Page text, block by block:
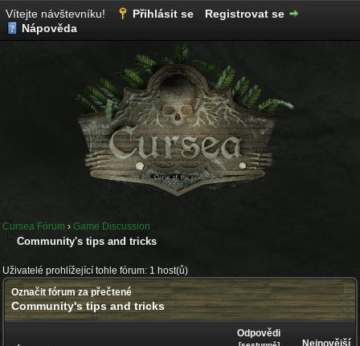
Vítejte návštevníku! Přihlásit se
Registrovat se
Nápověda
Cursea Fórum › Game Discussion
Community's tips and tricks
Uživatelé prohlížející tohle fórum: 1 host(ů)
Označit fórum za přečtené
Community's tips and tricks
Odpovědi
Nejnovější